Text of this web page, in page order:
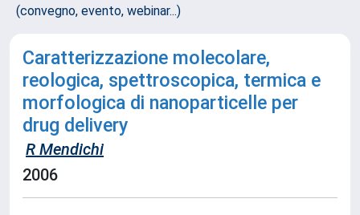
(convegno, evento, webinar...)
Caratterizzazione molecolare,
reologica, spettroscopica, termica e
morfologica di nanoparticelle per
drug delivery
R Mendichi
2006